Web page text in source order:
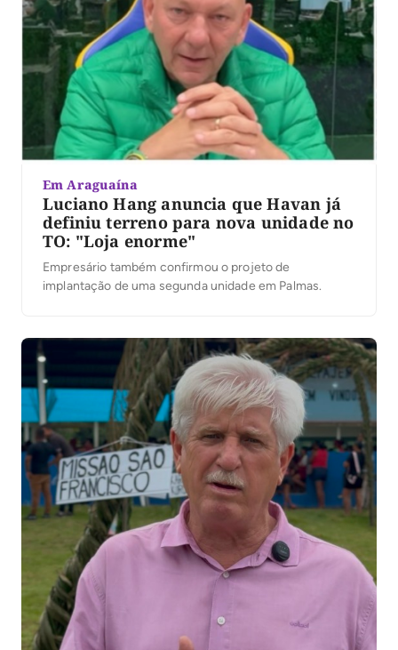
Em Araguaína
Luciano Hang anuncia que Havan já
definiu terreno para nova unidade no
TO: "Loja enorme"
Empresário também confirmou o projeto de
implantação de uma segunda unidade em Palmas.